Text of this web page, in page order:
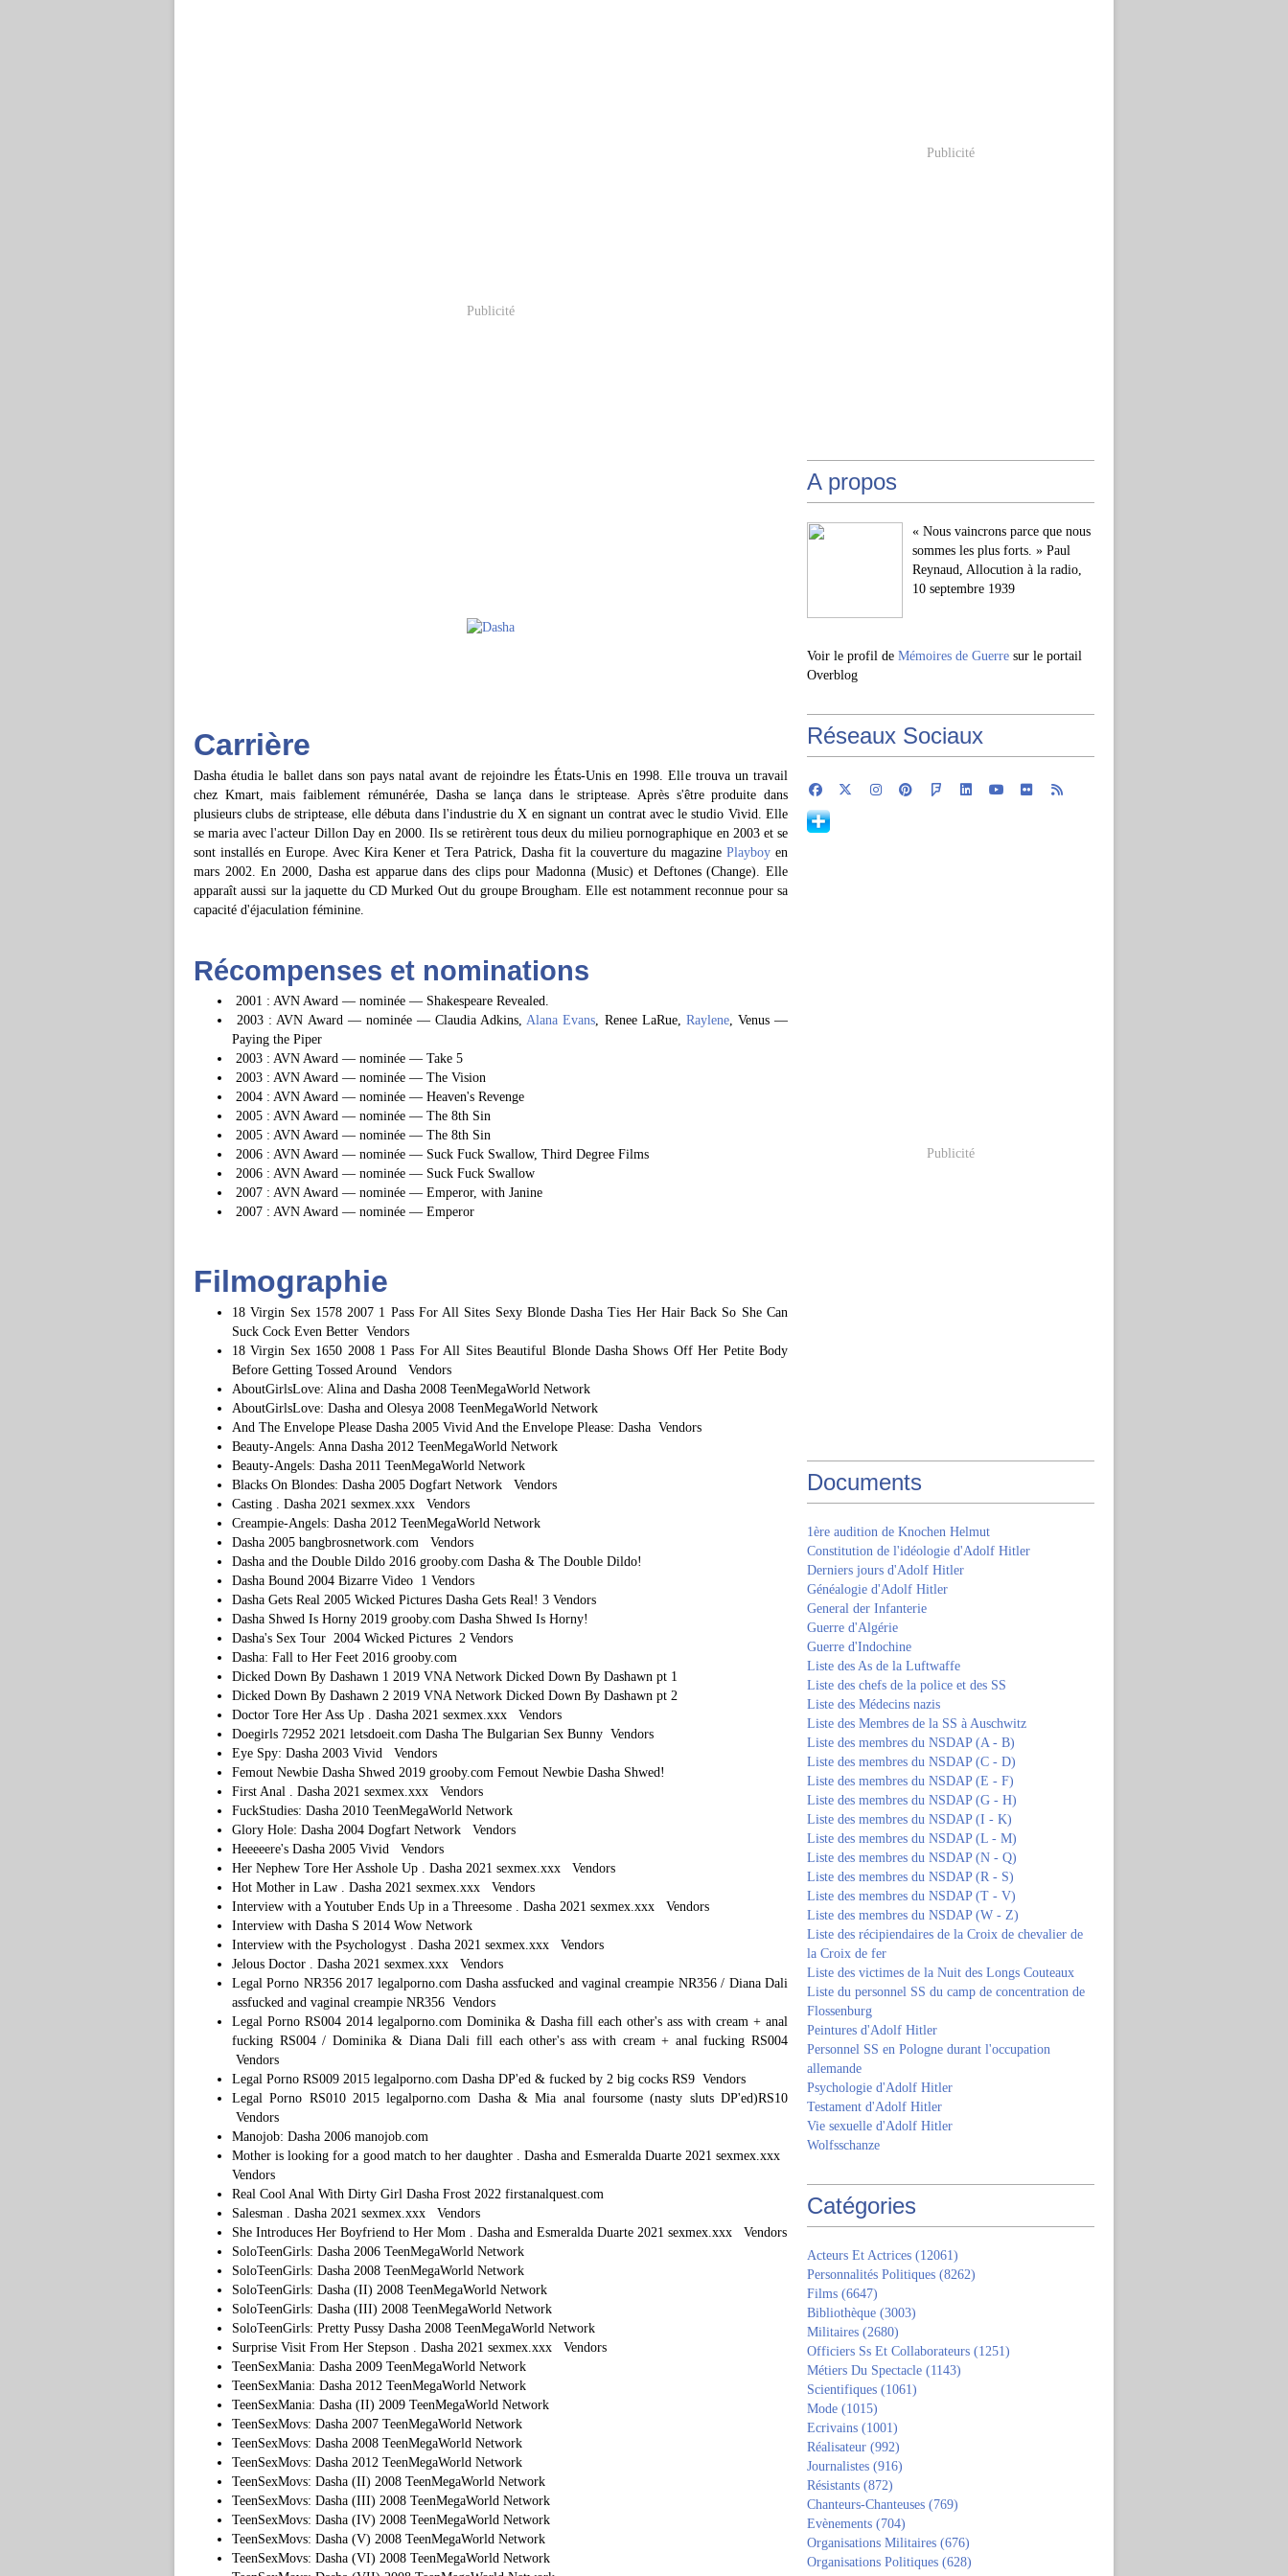
Publicité
Carrière
Dasha étudia le ballet dans son pays natal avant de rejoindre les États-Unis en 1998. Elle trouva un travail
chez Kmart, mais faiblement rémunérée, Dasha se lança dans le striptease. Après s'être produite dans
plusieurs clubs de striptease, elle débuta dans l'industrie du X en signant un contrat avec le studio Vivid. Elle
se maria avec l'acteur Dillon Day en 2000. Ils se retirèrent tous deux du milieu pornographique en 2003 et se
sont installés en Europe. Avec Kira Kener et Tera Patrick, Dasha fit la couverture du magazine Playboyen
mars 2002. En 2000, Dasha est apparue dans des clips pour Madonna (Music) et Deftones (Change). Elle
apparaît aussi sur la jaquette du CD Murked Out du groupe Brougham. Elle est notamment reconnue pour sa
capacité d'éjaculation féminine.
Récompenses et nominations
2001 : AVN Award — nominée — Shakespeare Revealed.
2003 : AVN Award — nominée — Claudia Adkins,Alana Evans, Renee LaRue, Raylene, Venus —
Paying the Piper
2003 : AVN Award — nominée — Take 5
2003 : AVN Award — nominée — The Vision
2004 : AVN Award — nominée — Heaven's Revenge
2005 : AVN Award — nominée — The 8th Sin
2005 : AVN Award — nominée — The 8th Sin
2006 : AVN Award — nominée — Suck Fuck Swallow, Third Degree Films
2006 : AVN Award — nominée — Suck Fuck Swallow
2007 : AVN Award — nominée — Emperor, with Janine
2007 : AVN Award — nominée — Emperor
Filmographie
18 Virgin Sex 1578 2007 1 Pass For All Sites Sexy Blonde Dasha Ties Her Hair Back So She Can
Suck Cock Even Better Vendors
18 Virgin Sex 1650 2008 1 Pass For All Sites Beautiful Blonde Dasha Shows Off Her Petite Body
Before Getting Tossed Around Vendors
AboutGirlsLove: Alina and Dasha 2008 TeenMegaWorld Network
AboutGirlsLove: Dasha and Olesya 2008 TeenMegaWorld Network
And The Envelope Please Dasha 2005 Vivid And the Envelope Please: Dasha Vendors
Beauty-Angels: Anna Dasha 2012 TeenMegaWorld Network
Beauty-Angels: Dasha 2011 TeenMegaWorld Network
Blacks On Blondes: Dasha 2005 Dogfart Network Vendors
Casting . Dasha 2021 sexmex.xxx Vendors
Creampie-Angels: Dasha 2012 TeenMegaWorld Network
Dasha 2005 bangbrosnetwork.com Vendors
Dasha and the Double Dildo 2016 grooby.com Dasha & The Double Dildo!
Dasha Bound 2004 Bizarre Video 1 Vendors
Dasha Gets Real 2005 Wicked Pictures Dasha Gets Real! 3 Vendors
Dasha Shwed Is Horny 2019 grooby.com Dasha Shwed Is Horny!
Dasha's Sex Tour 2004 Wicked Pictures 2 Vendors
Dasha: Fall to Her Feet 2016 grooby.com
Dicked Down By Dashawn 1 2019 VNA Network Dicked Down By Dashawn pt 1
Dicked Down By Dashawn 2 2019 VNA Network Dicked Down By Dashawn pt 2
Doctor Tore Her Ass Up . Dasha 2021 sexmex.xxx Vendors
Doegirls 72952 2021 letsdoeit.com Dasha The Bulgarian Sex Bunny Vendors
Eye Spy: Dasha 2003 Vivid Vendors
Femout Newbie Dasha Shwed 2019 grooby.com Femout Newbie Dasha Shwed!
First Anal . Dasha 2021 sexmex.xxx Vendors
FuckStudies: Dasha 2010 TeenMegaWorld Network
Glory Hole: Dasha 2004 Dogfart Network Vendors
Heeeeere's Dasha 2005 Vivid Vendors
Her Nephew Tore Her Asshole Up . Dasha 2021 sexmex.xxx Vendors
Hot Mother in Law . Dasha 2021 sexmex.xxx Vendors
Interview with a Youtuber Ends Up in a Threesome . Dasha 2021 sexmex.xxx Vendors
Interview with Dasha S 2014 Wow Network
Interview with the Psychologyst . Dasha 2021 sexmex.xxx Vendors
Jelous Doctor . Dasha 2021 sexmex.xxx Vendors
Legal Porno NR356 2017 legalporno.com Dasha assfucked and vaginal creampie NR356 / Diana Dali
assfucked and vaginal creampie NR356 Vendors
Legal Porno RS004 2014 legalporno.com Dominika & Dasha fill each other's ass with cream + anal
fucking RS004 / Dominika & Diana Dali fill each other's ass with cream + anal fucking RS004
Vendors
Legal Porno RS009 2015 legalporno.com Dasha DP'ed & fucked by 2 big cocks RS9 Vendors
Legal Porno RS010 2015 legalporno.com Dasha & Mia anal foursome (nasty sluts DP'ed)RS10
Vendors
Manojob: Dasha 2006 manojob.com
Mother is looking for a good match to her daughter . Dasha and Esmeralda Duarte 2021 sexmex.xxx
Vendors
Real Cool Anal With Dirty Girl Dasha Frost 2022 firstanalquest.com
Salesman . Dasha 2021 sexmex.xxx Vendors
She Introduces Her Boyfriend to Her Mom . Dasha and Esmeralda Duarte 2021 sexmex.xxx Vendors
SoloTeenGirls: Dasha 2006 TeenMegaWorld Network
SoloTeenGirls: Dasha 2008 TeenMegaWorld Network
SoloTeenGirls: Dasha (II) 2008 TeenMegaWorld Network
SoloTeenGirls: Dasha (III) 2008 TeenMegaWorld Network
SoloTeenGirls: Pretty Pussy Dasha 2008 TeenMegaWorld Network
Surprise Visit From Her Stepson . Dasha 2021 sexmex.xxx Vendors
TeenSexMania: Dasha 2009 TeenMegaWorld Network
TeenSexMania: Dasha 2012 TeenMegaWorld Network
TeenSexMania: Dasha (II) 2009 TeenMegaWorld Network
TeenSexMovs: Dasha 2007 TeenMegaWorld Network
TeenSexMovs: Dasha 2008 TeenMegaWorld Network
TeenSexMovs: Dasha 2012 TeenMegaWorld Network
TeenSexMovs: Dasha (II) 2008 TeenMegaWorld Network
TeenSexMovs: Dasha (III) 2008 TeenMegaWorld Network
TeenSexMovs: Dasha (IV) 2008 TeenMegaWorld Network
TeenSexMovs: Dasha (V) 2008 TeenMegaWorld Network
TeenSexMovs: Dasha (VI) 2008 TeenMegaWorld Network
Publicité
A propos
« Nous vaincrons parce que nous
sommes les plus forts. » Paul
Reynaud, Allocution à la radio,
10 septembre 1939
Voir le profil de Mémoires de Guerre sur le portail
Overblog
Réseaux Sociaux
Publicité
Documents
1ère audition de Knochen Helmut
Constitution de l'idéologie d'Adolf Hitler
Derniers jours d'Adolf Hitler
Généalogie d'Adolf Hitler
General der Infanterie
Guerre d'Algérie
Guerre d'Indochine
Liste des As de la Luftwaffe
Liste des chefs de la police et des SS
Liste des Médecins nazis
Liste des Membres de la SS à Auschwitz
Liste des membres du NSDAP (A - B)
Liste des membres du NSDAP (C - D)
Liste des membres du NSDAP (E - F)
Liste des membres du NSDAP (G - H)
Liste des membres du NSDAP (I - K)
Liste des membres du NSDAP (L - M)
Liste des membres du NSDAP (N - Q)
Liste des membres du NSDAP (R - S)
Liste des membres du NSDAP (T - V)
Liste des membres du NSDAP (W - Z)
Liste des récipiendaires de la Croix de chevalier de
la Croix de fer
Liste des victimes de la Nuit des Longs Couteaux
Liste du personnel SS du camp de concentration de
Flossenburg
Peintures d'Adolf Hitler
Personnel SS en Pologne durant l'occupation
allemande
Psychologie d'Adolf Hitler
Testament d'Adolf Hitler
Vie sexuelle d'Adolf Hitler
Wolfsschanze
Catégories
Acteurs Et Actrices (12061)
Personnalités Politiques (8262)
Films (6647)
Bibliothèque (3003)
Militaires (2680)
Officiers Ss Et Collaborateurs (1251)
Métiers Du Spectacle (1143)
Scientifiques (1061)
Mode (1015)
Ecrivains (1001)
Réalisateur (992)
Journalistes (916)
Résistants (872)
Chanteurs-Chanteuses (769)
Evènements (704)
Organisations Militaires (676)
Organisations Politiques (628)